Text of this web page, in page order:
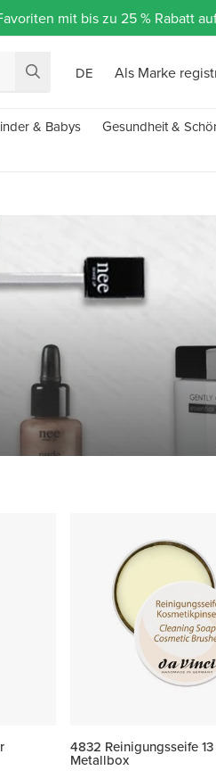
mit bis zu 25 % Rabatt
DE Als Marke
& Babys Gesundheit &
4832 Reinigungsseife
Metallbox